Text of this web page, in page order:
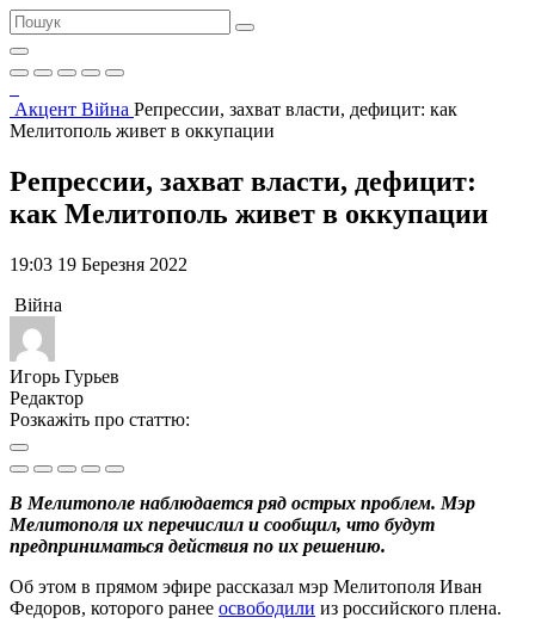
Акцент Війна Репрессии, захват власти, дефицит: как
Мелитополь живет в оккупации
Репрессии, захват власти, дефицит:
как Мелитополь живет в оккупации
19:03 19 Березня 2022
Війна
Игорь Гурьев
Редактор
Розкажіть про статтю:
В Мелитополе наблюдается ряд острых проблем. Мэр
Мелитополя их перечислил и сообщил, что будут
предприниматься действия по их решению.
Об этом в прямом эфире рассказал мэр Мелитополя Иван
Федоров, которого ранее освободили из российского плена.